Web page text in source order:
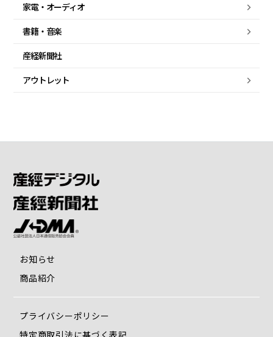
家電・ オーディオ
書籍・音楽
産経新聞社
アウトレット
お知らせ
商品紹介
プライバシーポリシー
特定商取引法に基づく表記